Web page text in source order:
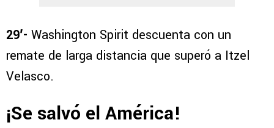
29′- Washington Spirit descuenta con un
remate de larga distancia que superó a Itzel
Velasco.
¡Se salvó el América!